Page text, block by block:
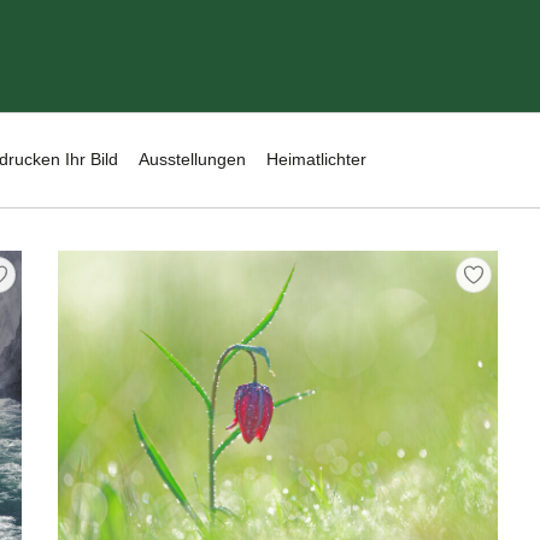
Ihr Bild Ausstellungen Heimatlichter